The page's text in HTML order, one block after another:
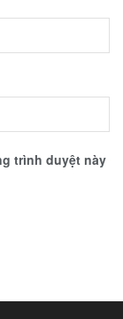
trình duyệt này